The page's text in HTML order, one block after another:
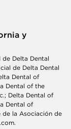
y
Delta Dental
de Delta Dental
Dental of
Dental of the
Delta Dental of
Dental of
de la Asociación de